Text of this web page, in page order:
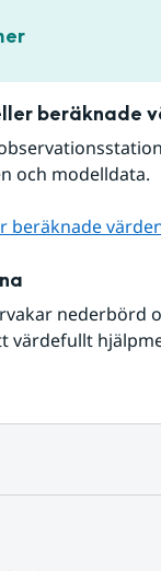
beräknade
och modelldata.
beräknade
nederbörd
värdefullt